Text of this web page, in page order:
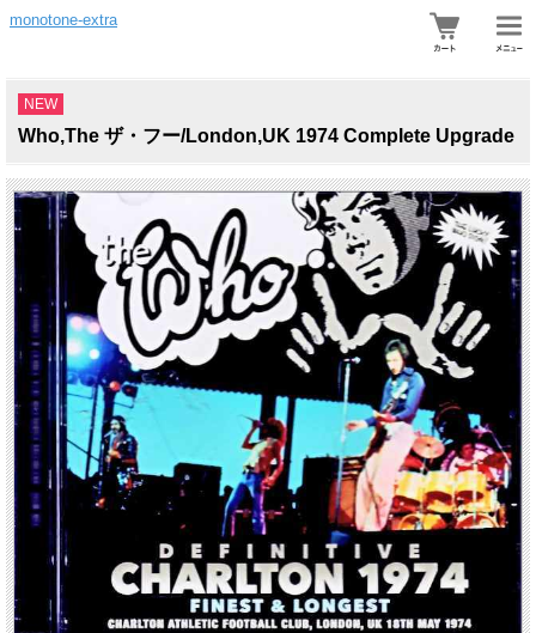
monotone-extra
NEW
Who,The ザ・フー/London,UK 1974 Complete Upgrade